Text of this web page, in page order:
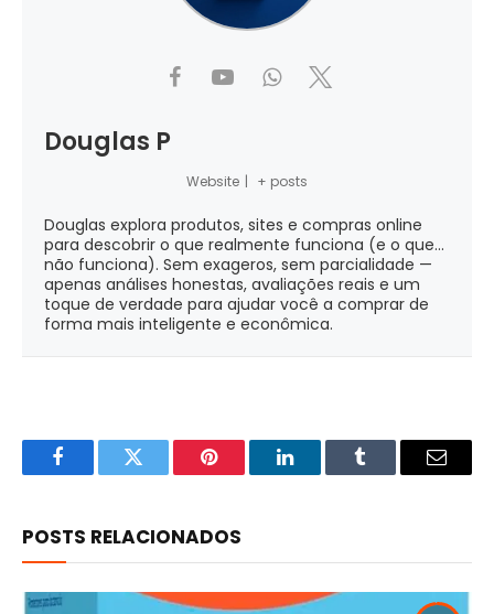
Douglas P
Website | + posts
Douglas explora produtos, sites e compras online
para descobrir o que realmente funciona (e o que...
não funciona). Sem exageros, sem parcialidade —
apenas análises honestas, avaliações reais e um
toque de verdade para ajudar você a comprar de
forma mais inteligente e econômica.
FacebookTwitter Pinterest LinkedInTumblr Email
POSTS RELACIONADOS